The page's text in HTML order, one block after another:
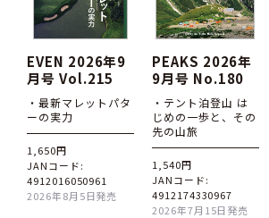
EVEN 2026年9
月号 Vol.215
・最新マレットパタ
ーの実力
1,650円
JANコード:
4912016050961
2026年8月5日発売
PEAKS 2026年
9月号 No.180
・テント泊登山 は
じめの一歩と、その
先の山旅
1,540円
JANコード:
4912174330967
2026年7月15日発売